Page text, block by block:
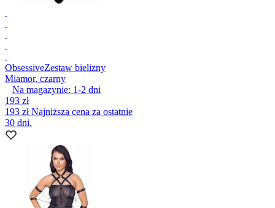
ObsessiveZestaw bielizny
Miamor, czarny
Na magazynie: 1-2 dni
193 zł
193 złNajniższa cena za ostatnie
30 dni.